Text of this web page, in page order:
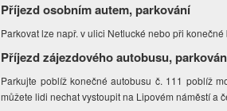
Příjezd osobním autem, parkování
Parkovat lze např. v ulici Netlucké nebo při konečné
Příjezd zájezdového autobusu,
Parkujte poblíž konečné autobusu č. 111 poblíž
můžete lidi nechat vystoupit na Lipovém náměstí a